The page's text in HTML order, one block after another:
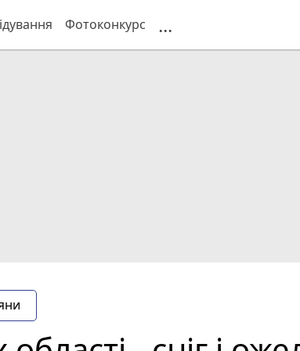
Фотоконкурс ...